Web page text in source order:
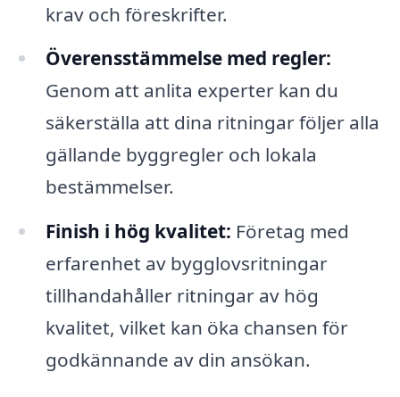
krav och föreskrifter.
Överensstämmelse med regler:
Genom att anlita experter kan du
säkerställa att dina ritningar följer alla
gällande byggregler och lokala
bestämmelser.
Finish i hög kvalitet: Företag med
erfarenhet av bygglovsritningar
tillhandahåller ritningar av hög
kvalitet, vilket kan öka chansen för
godkännande av din ansökan.